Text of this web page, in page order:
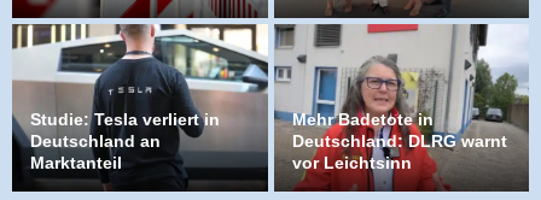
Studie: Tesla verliert in
Deutschland an
Marktanteil
Mehr Badetote in
Deutschland: DLRG warnt
vor Leichtsinn